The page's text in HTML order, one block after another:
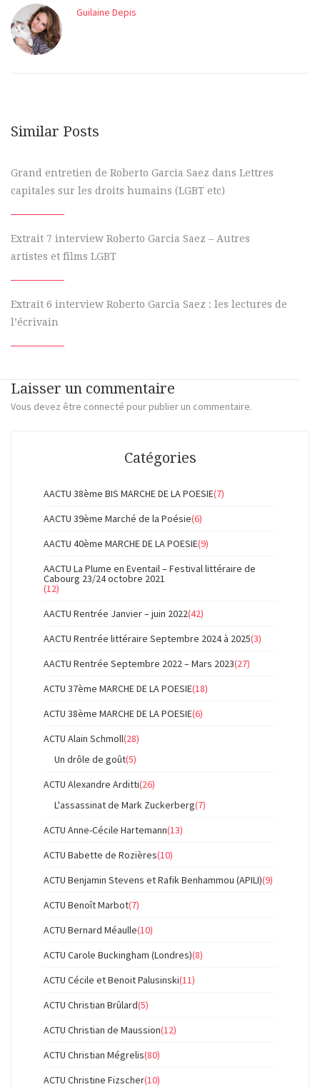
Guilaine Depis
Similar Posts
Grand entretien de Roberto Garcia Saez dans Lettres
capitales sur les droits humains (LGBT etc)
Extrait 7 interview Roberto Garcia Saez – Autres
artistes et films LGBT
Extrait 6 interview Roberto Garcia Saez : les lectures de
l’écrivain
Laisser un commentaire
Vous devez être connecté pour publier un commentaire.
Catégories
AACTU 38ème BIS MARCHE DE LA POESIE(7)
AACTU 39ème Marché de la Poésie(6)
AACTU 40ème MARCHE DE LA POESIE(9)
AACTU La Plume en Eventail – Festival littéraire de
Cabourg 23/24 octobre 2021
(12)
AACTU Rentrée Janvier – juin 2022(42)
AACTU Rentrée littéraire Septembre 2024 à 2025(3)
AACTU Rentrée Septembre 2022 – Mars 2023(27)
ACTU 37ème MARCHE DE LA POESIE(18)
ACTU 38ème MARCHE DE LA POESIE(6)
ACTU Alain Schmoll(28)
Un drôle de goût(5)
ACTU Alexandre Arditti(26)
L'assassinat de Mark Zuckerberg(7)
ACTU Anne-Cécile Hartemann(13)
ACTU Babette de Rozières(10)
ACTU Benjamin Stevens et Rafik Benhammou (APILI)(9)
ACTU Benoît Marbot(7)
ACTU Bernard Méaulle(10)
ACTU Carole Buckingham (Londres)(8)
ACTU Cécile et Benoit Palusinski(11)
ACTU Christian Brûlard(5)
ACTU Christian de Maussion(12)
ACTU Christian Mégrelis(80)
ACTU Christine Fizscher(10)